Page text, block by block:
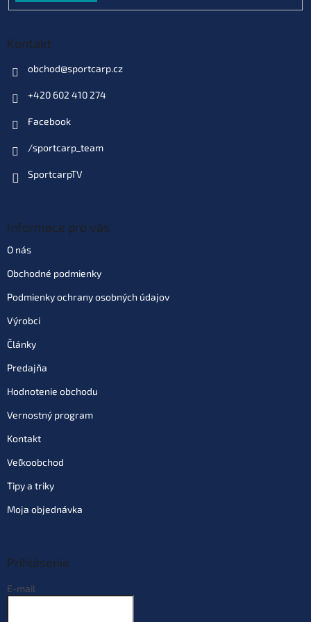
Kontakt
obchod@sportcarp.cz
+420 602 410 274
Facebook
/sportcarp_team
SportcarpTV
Informace pro vás
O nás
Obchodné podmienky
Podmienky ochrany osobných údajov
Výrobci
Články
Predajňa
Hodnotenie obchodu
Vernostný program
Kontakt
Veľkoobchod
Tipy a triky
Moja objednávka
Prihlásenie
E-mail